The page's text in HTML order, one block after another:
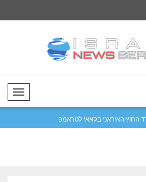
Mobil Menü
לחזק את היחסים עם